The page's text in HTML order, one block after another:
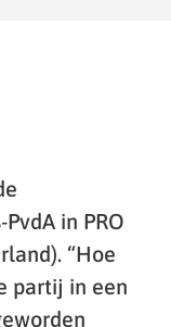
in PRO
“Hoe
partij in een